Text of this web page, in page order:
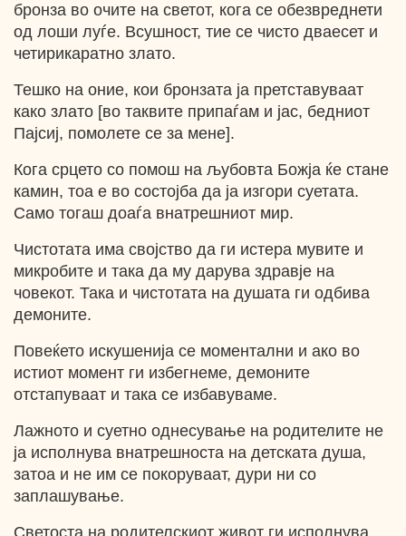
бронза во очите на светот, кога се обезвреднети
од лоши луѓе. Всушност, тие се чисто дваесет и
четирикаратно злато.
Тешко на оние, кои бронзата ја претставуваат
како злато [во таквите припаѓам и јас, бедниот
Пајсиј, помолете се за мене].
Кога срцето со помош на љубовта Божја ќе стане
камин, тоа е во состојба да ја изгори суетата.
Само тогаш доаѓа внатрешниот мир.
Чистотата има својство да ги истера мувите и
микробите и така да му дарува здравје на
човекот. Така и чистотата на душата ги одбива
демоните.
Повеќето искушенија се моментални и ако во
истиот момент ги избегнеме, демоните
отстапуваат и така се избавуваме.
Лажното и суетно однесување на родителите не
ја исполнува внатрешноста на детската душа,
затоа и не им се покоруваат, дури ни со
заплашување.
Светоста на родителскиот живот ги исполнува